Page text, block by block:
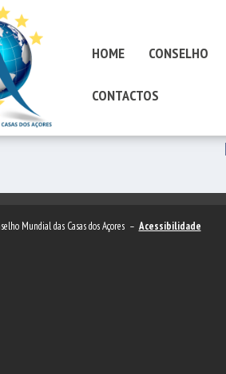
HOME CONSELHO
CONTACTOS
Mundial das Casas dos Açores – Acessibilidade